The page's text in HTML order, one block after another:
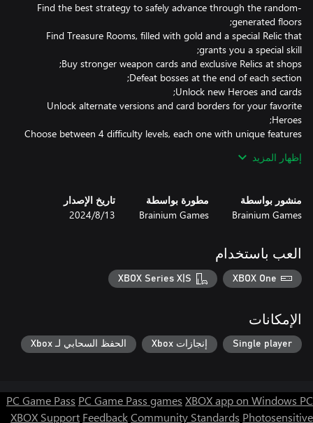
Find the best strategy to safely advance through the random-
Find Treasure Rooms, filled with gold and a special Relic that
Unlock alternate versions and card borders for your favorite
Choose between 4 difficulty levels, each one with unique features
إظهار المزيد
منشور بواسطة
Brainium Games
مطورة بواسطة
Brainium Games
تاريخ الإصدار
13‏/8‏/2024
العب باستخدام
XBOX One
XBOX Series X|S
الإمكانات
Single player إنجازات Xbox الحفظ السحابي لـ Xbox
PC Game Pass PC Game Pass games XBOX app on Windows PC
XBOX Support FeedbackCommunity Standards Photosensitive